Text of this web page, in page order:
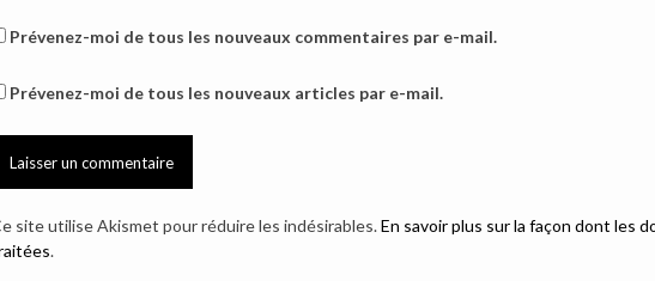
Prévenez-moi de tous les nouveaux commentaires par e-mail.
Prévenez-moi de tous les nouveaux articles par e-mail.
site utilise Akismet pour réduire les indésirables.En savoir plus sur la façon dont les
.